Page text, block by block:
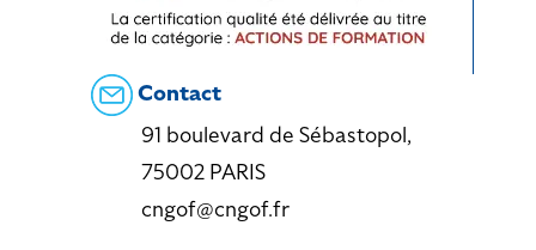
Contact
91 boulevard de Sébastopol,
75002 PARIS
cngof@cngof.fr